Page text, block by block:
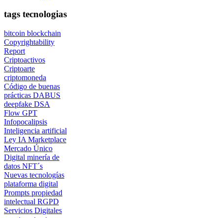
tags tecnologias
bitcoin blockchain
Copyrightability
Report
Criptoactivos
Criptoarte
criptomoneda
Código de buenas
prácticas DABUS
deepfake DSA
Flow GPT
Infopocalipsis
Inteligencia artificial
Ley IA Marketplace
Mercado Único
Digital minería de
datos NFT´s
Nuevas tecnologías
plataforma digital
Prompts propiedad
intelectual RGPD
Servicios Digitales